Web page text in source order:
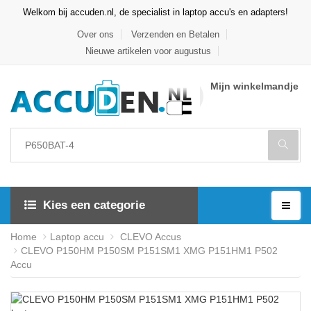
Welkom bij accuden.nl, de specialist in laptop accu's en adapters!
Over ons
Verzenden en Betalen
Nieuwe artikelen voor augustus
Mijn winkelmandje
Kies een categorie
Home Laptop accu
CLEVO Accus
CLEVO P150HM P150SM P151SM1 XMG P151HM1 P502
Accu